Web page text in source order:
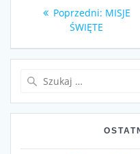
wpisu
Poprzedni: MISJE
ŚWIĘTE